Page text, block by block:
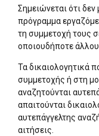
Σημειώνεται ότι
πρόγραμμα
τη συμμετοχή τους
οποιουδήποτε άλλου
Τα δικαιολογητικά
συμμετοχής ή στη
αναζητούνται
απαιτούνται
αυτεπάγγελτης
αιτήσεις.